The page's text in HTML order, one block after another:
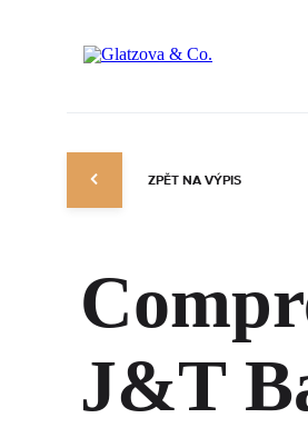
J&T
ZPĚT NA VÝPIS